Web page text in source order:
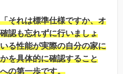
それは標準仕様ですか、オ
認も忘れずに行いましょ
る性能が実際の自分の家に
を具体的に確認すること
の第一歩です。